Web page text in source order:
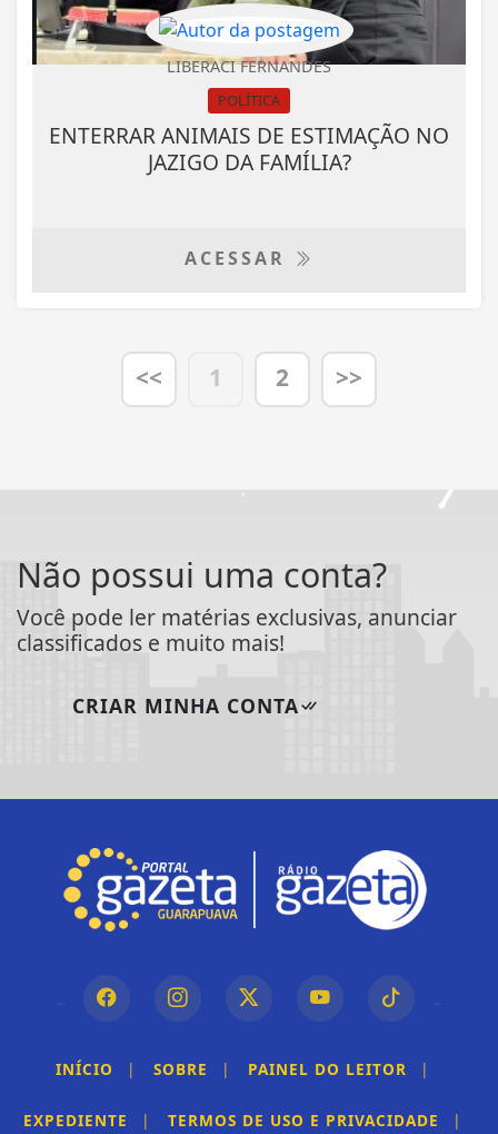
LIBERACI FERNANDES
POLÍTICA
ENTERRAR ANIMAIS DE ESTIMAÇÃO NO
JAZIGO DA FAMÍLIA?
ACESSAR
<< 1 2 >>
Não possui uma conta?
Você pode ler matérias exclusivas, anunciar
classificados e muito mais!
CRIAR MINHA CONTA
INÍCIO | SOBRE | PAINEL DO LEITOR |
EXPEDIENTE | TERMOS DE USO E PRIVACIDADE |